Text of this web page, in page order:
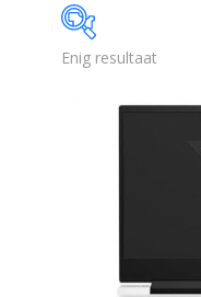
Enig resultaat